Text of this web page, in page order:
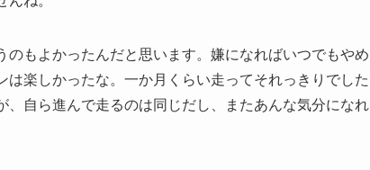
もよかったんだと思います。嫌になればいつでもやめ
楽しかったな。一か月くらい走ってそれっきりでした
自ら進んで走るのは同じだし、またあんな気分になれ